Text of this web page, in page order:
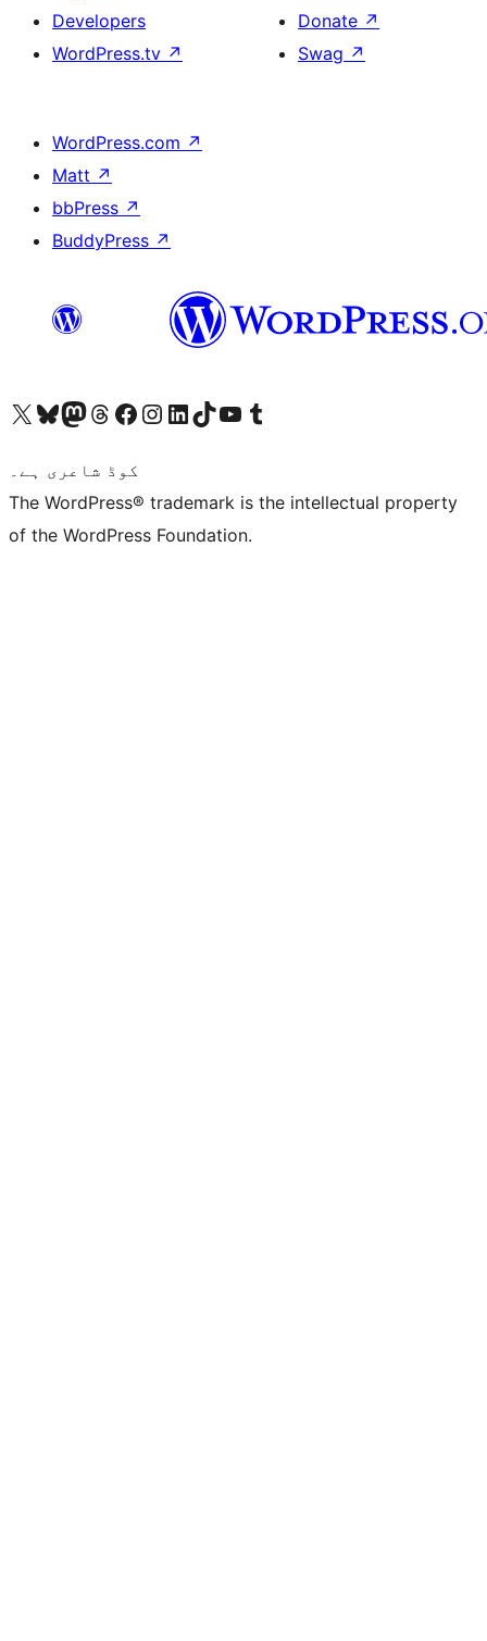
Developers
WordPress.tv ↗
Donate ↗
Swag ↗
WordPress.com ↗
Matt ↗
bbPress ↗
BuddyPress ↗
Visit our X (formerly Twitter) account
ہمارے بلیواسکائی اکاؤنٹ پر جائیں
Visit our Mastodon account
ہمارے ٹھریڈز اکاؤنٹ پر جائیں
Visit our Facebook page
Visit our Instagram account
Visit our LinkedIn account
ہمارے ٹک ٹاک اکاؤنٹ پر جائیں
Visit our YouTube channel
ہمارے ٹمبلر اکاؤنٹ پر جائیں
کوڈ شاعری ہے۔
The WordPress® trademark is the intellectual property
of the WordPress Foundation.